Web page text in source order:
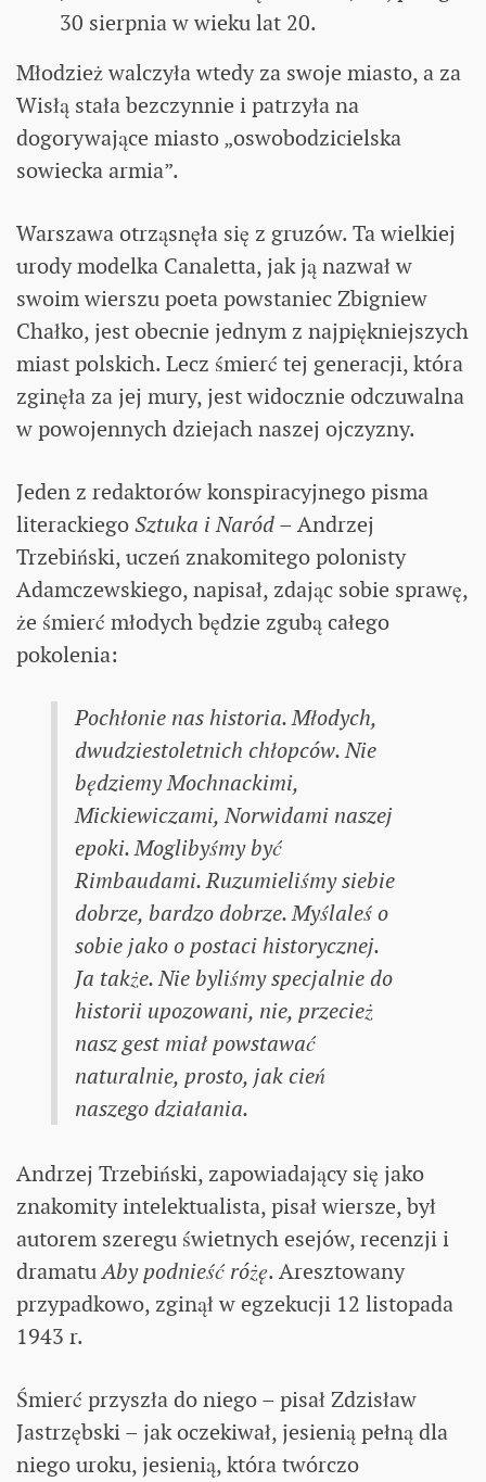
30 sierpnia w wieku lat 20.
Młodzież walczyła wtedy za swoje miasto, a za
Wisłą stała bezczynnie i patrzyła na
dogorywające miasto „oswobodzicielska
sowiecka armia”.
Warszawa otrząsnęła się z gruzów. Ta wielkiej
urody modelka Canaletta, jak ją nazwał w
swoim wierszu poeta powstaniec Zbigniew
Chałko, jest obecnie jednym z najpiękniejszych
miast polskich. Lecz śmierć tej generacji, która
zginęła za jej mury, jest widocznie odczuwalna
w powojennych dziejach naszej ojczyzny.
Jeden z redaktorów konspiracyjnego pisma
literackiegoSztuka i Naród– Andrzej
Trzebiński, uczeń znakomitego polonisty
Adamczewskiego, napisał, zdając sobie sprawę,
że śmierć młodych będzie zgubą całego
pokolenia:
Pochłonie nas historia. Młodych,
dwudziestoletnich chłopców. Nie
będziemy Mochnackimi,
Mickiewiczami, Norwidami naszej
epoki. Moglibyśmy być
Rimbaudami. Ruzumieliśmy siebie
dobrze, bardzo dobrze. Myślaleś o
sobie jako o postaci historycznej.
Ja także. Nie byliśmy specjalnie do
historii upozowani, nie, przecież
nasz gest miał powstawać
naturalnie, prosto, jak cień
naszego działania.
Andrzej Trzebiński, zapowiadający się jako
znakomity intelektualista, pisał wiersze, był
autorem szeregu świetnych esejów, recenzji i
dramatuAby podnieść różę. Aresztowany
przypadkowo, zginął w egzekucji 12 listopada
1943 r.
Śmierć przyszła do niego – pisał Zdzisław
Jastrzębski – jak oczekiwał, jesienią pełną dla
niego uroku, jesienią, która twórczo